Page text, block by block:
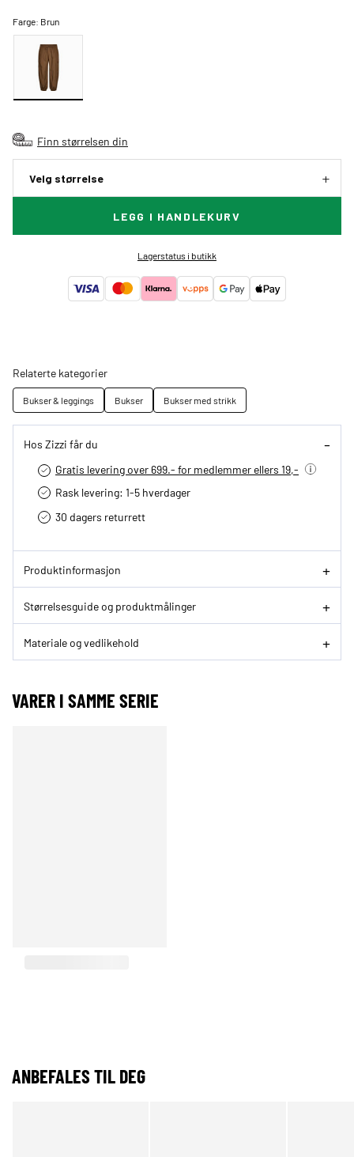
Farge: Brun
Finn størrelsen din
Velg størrelse
LEGG I HANDLEKURV
Lagerstatus i butikk
Relaterte kategorier
Bukser & leggings Bukser Bukser med strikk
Hos Zizzi får du
Gratis levering over 699.- for medlemmer ellers 19,-
Rask levering: 1-5 hverdager
30 dagers returrett
Produktinformasjon
Størrelsesguide og produktmålinger
Materiale og vedlikehold
VARER I SAMME SERIE
ANBEFALES TIL DEG